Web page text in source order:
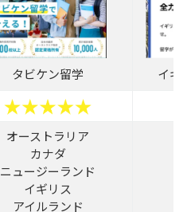
タビケン留学 イ
オーストラリア
カナダ
ニュージーランド
イギリス
アイルランド